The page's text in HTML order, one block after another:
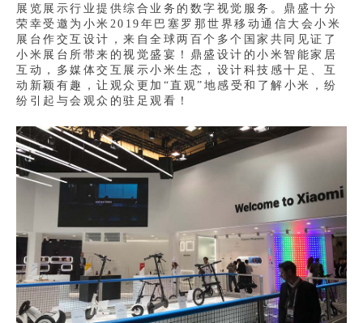
展览展示行业提供综合业务的数字视觉服务。鼎盛 十分
荣幸受邀为小米2019年巴塞罗那世界移动通信大会小米
展台作交互设计，来自全球两百个多个国家共同见证了
小米展台所带来的视觉盛宴！ 鼎盛设计的小米智能家居
互动，多媒体交互展示小米生态，设计科技感十足、互
动新颖有趣，让观众更加“直观”地感受和了解小米，纷
纷引起与会观众的驻足观看！